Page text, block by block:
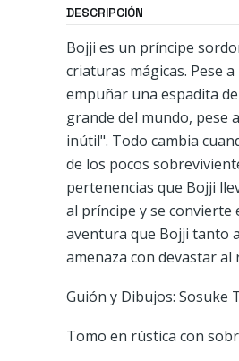
DESCRIPCIÓN
Bojji es un príncipe
criaturas mágicas. Pese
empuñar una espadita
grande del mundo, pese
inútil". Todo cambia
de los pocos
pertenencias que Bojji
al príncipe y se convierte
aventura que Bojji tanto
amenaza con devastar al
Guión y Dibujos: Sosuke
Tomo en rústica con